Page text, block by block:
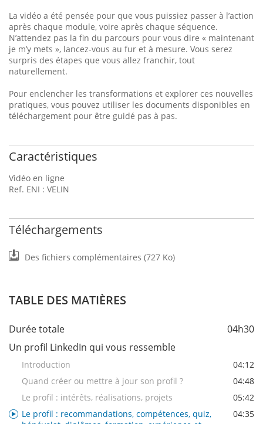
La vidéo a été pensée pour que vous puissiez passer à l’action
après chaque module, voire après chaque séquence.
N’attendez pas la fin du parcours pour vous dire « maintenant
je m’y mets », lancez-vous au fur et à mesure. Vous serez
surpris des étapes que vous allez franchir, tout
naturellement.
Pour enclencher les transformations et explorer ces nouvelles
pratiques, vous pouvez utiliser les documents disponibles en
téléchargement pour être guidé pas à pas.
Caractéristiques
Vidéo en ligne
Ref. ENI : VELIN
Téléchargements
Des fichiers complémentaires (727 Ko)
TABLE DES MATIÈRES
Durée totale
04h30
Un profil LinkedIn qui vous ressemble
Introduction
04:12
Quand créer ou mettre à jour son profil ?
04:48
Le profil : intérêts, réalisations, projets
05:42
Le profil : recommandations, compétences, quiz,
04:35